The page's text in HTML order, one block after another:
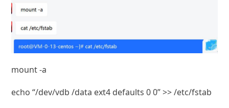
mount -a
echo “/dev/vdb /data ext4 defaults 0 0” >> /etc/fstab